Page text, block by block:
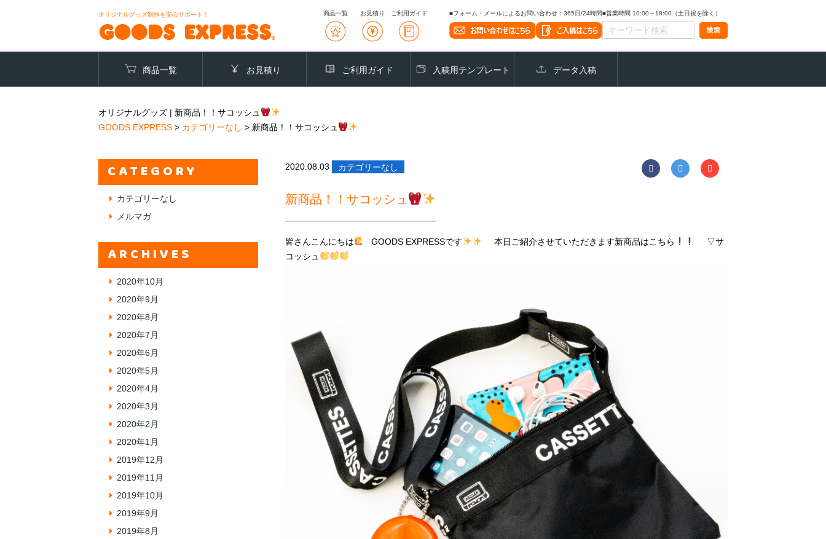
オリジナルグッズ制作を安心サポート！ 商品一覧 お見積り ご利用ガイド ■フォーム・メールによるお問い合わせ：365日/24時間■営業時間 10:00～18:00（土日祝を除く）
商品一覧 お見積り ご利用ガイド 入稿用テンプレート データ入稿
オリジナルグッズ | 新商品！！サコッシュ
GOODS EXPRESS > カテゴリーなし > 新商品！！サコッシュ
2020.08.03 カテゴリーなし
新商品！！サコッシュ
皆さんこんにちは GOODS EXPRESSです 本日ご紹介させていただきます新商品はこちら
▽サ
コッシュ
CATEGORY
カテゴリーなし
メルマガ
ARCHIVES
2020年10月
2020年9月
2020年8月
2020年7月
2020年6月
2020年5月
2020年4月
2020年3月
2020年2月
2020年1月
2019年12月
2019年11月
2019年10月
2019年9月
2019年8月